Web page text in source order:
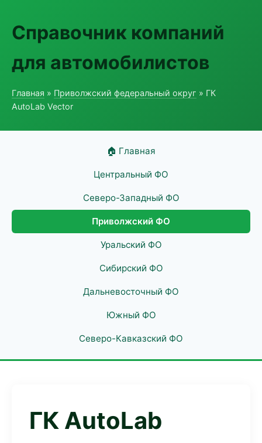
Справочник компаний
для автомобилистов
Главная » Приволжский федеральный округ » ГК
AutoLab Vector
🏠 Главная
Центральный ФО
Северо-Западный ФО
Приволжский ФО
Уральский ФО
Сибирский ФО
Дальневосточный ФО
Южный ФО
Северо-Кавказский ФО
ГК AutoLab